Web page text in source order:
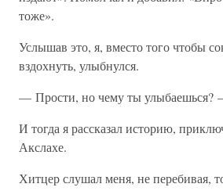
тоже».
Услышав это, я, вместо того чтобы
вздохнуть, улыбнулся.
— Прости, но чему ты улыбаешься?
И тогда я рассказал историю,
Акслахе.
Хитцер слушал меня, не перебивая,